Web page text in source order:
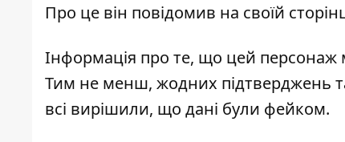
Про це він повідомив на своїй
Інформація про те, що цей персонаж
Тим не менш, жодних підтверджень
всі вирішили, що дані були фейком.